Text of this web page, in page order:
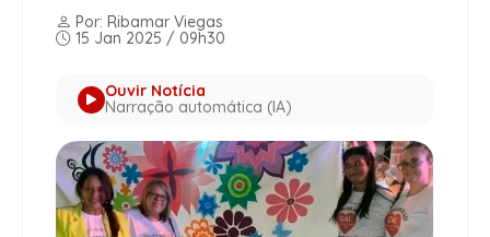
Por: Ribamar Viegas
15 Jan 2025 / 09h30
Ouvir Notícia
Narração automática (IA)